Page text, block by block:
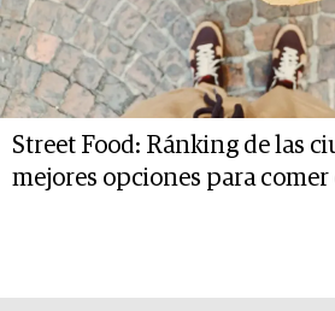
Street Food: Ránking de las
mejores opciones para comer